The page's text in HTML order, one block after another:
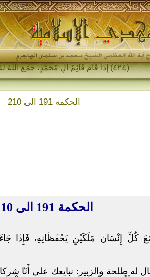
(٤٢٤) إِذَا قَامَ قَائِمُ آلِ مُحَمَّدٍ، جَمَعَ اللهُ لَهُ أَهْلَ المَشْرِقِ وَأَه-
الحكمة 191 الى 210
الحكمة 191 الى 210
كُلِّ إِنْسَان مَلَكَيْنِ يَحْفَظَانِهِ، فَإِذَا جَاءَ
له طلحة والزبير: نبايعك على أَنّا